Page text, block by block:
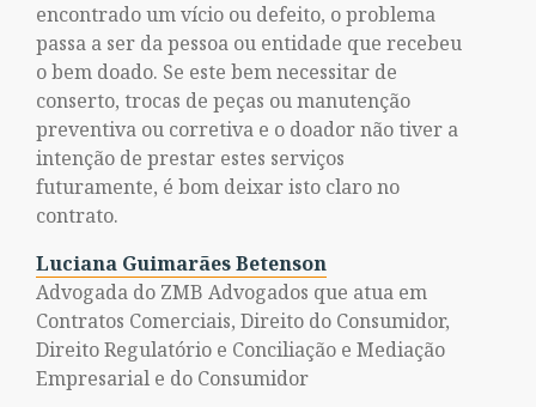
encontrado um vício ou defeito, o problema
passa a ser da pessoa ou entidade que recebeu
o bem doado. Se este bem necessitar de
conserto, trocas de peças ou manutenção
preventiva ou corretiva e o doador não tiver a
intenção de prestar estes serviços
futuramente, é bom deixar isto claro no
contrato.
Luciana Guimarães Betenson
Advogada do ZMB Advogados que atua em
Contratos Comerciais, Direito do Consumidor,
Direito Regulatório e Conciliação e Mediação
Empresarial e do Consumidor